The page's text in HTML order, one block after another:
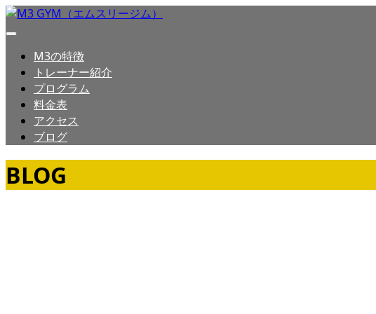
M3の特徴
トレーナー紹介
プログラム
料金表
アクセス
ブログ
BLOG